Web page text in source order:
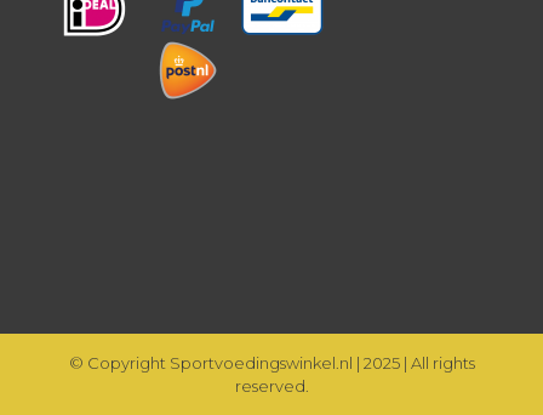
© Copyright Sportvoedingswinkel.nl | 2025 | All rights
reserved.